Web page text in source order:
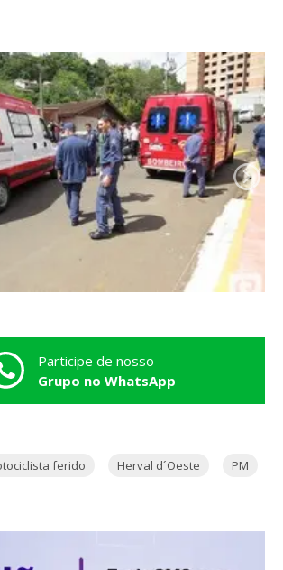
Participe de nosso
Grupo no WhatsApp
ferido Herval d´Oeste PM